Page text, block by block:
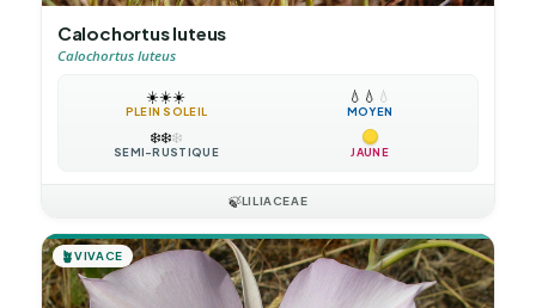
Calochortus luteus
Calochortus luteus
☀️☀️☀️
PLEIN SOLEIL
💧 💧 💧
MOYEN
❄️❄️❄️
SEMI-RUSTIQUE JAUNE
🍃LILIACEAE
🪴VIVACE